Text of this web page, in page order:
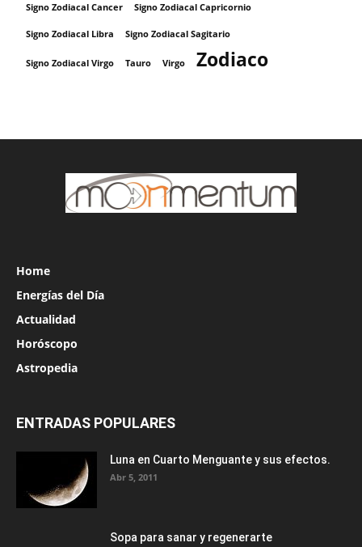
Signo Zodiacal Cancer Signo Zodiacal Capricornio
Signo Zodiacal Libra Signo Zodiacal Sagitario
Signo Zodiacal Virgo Tauro Virgo Zodiaco
Home
Energías del Día
Actualidad
Horóscopo
Astropedia
ENTRADAS POPULARES
Luna en Cuarto Menguante y sus efectos.
Abr 5, 2011
Sopa para sanar y regenerarte